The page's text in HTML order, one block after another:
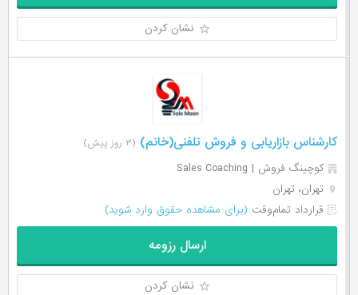
نشان کردن
کارشناس بازاریابی و فروش تلفنی(خانم) (۳ روز پیش)
کوچینگ فروش | Sales Coaching
تهران، تهران
قرارداد تمام‌وقت (برای مشاهده حقوق وارد شوید)
ارسال رزومه
نشان کردن